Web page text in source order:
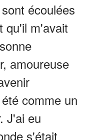
écoulées
qu'il m'avait
amoureuse
comme un
J'ai eu
s'était